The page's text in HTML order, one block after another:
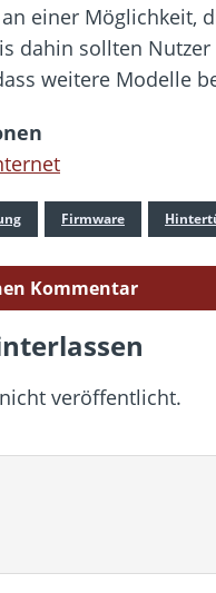
einer Möglichkeit,
dahin sollten
weitere Modelle
Firmware
Kommentar
veröffentlicht.